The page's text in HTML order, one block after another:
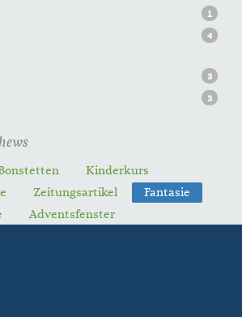
1
4
3
3
Kinderkurs
Zeitungsartikel
Fantasie
Adventsfenster